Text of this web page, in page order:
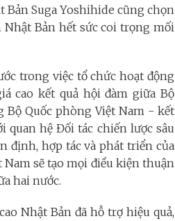
Bản Suga Yoshihide cũng chọn
Bản hết sức coi trọng mối
trong việc tổ chức hoạt động
cao kết quả hội đàm giữa Bộ
Bộ Quốc phòng Việt Nam - kết
quan hệ Đối tác chiến lược sâu
định, hợp tác và phát triển của
sẽ tạo mọi điều kiện thuận
hai nước.
Nhật Bản đã hỗ trợ hiệu quả,